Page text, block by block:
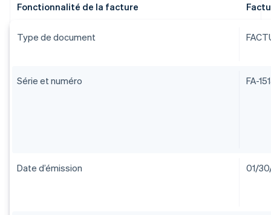
Fonctionnalité de la facture
Type de document
Série et numéro FA-
Date d’émission 01/